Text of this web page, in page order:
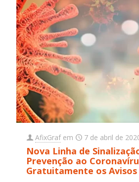
AfixGraf em 7 de abril de
Nova Linha de
Prevenção ao
Gratuitamente os Avisos